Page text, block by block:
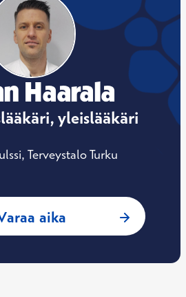
Haarala
yleislääkäri
Terveystalo Turku
aika : Johan Haarala,